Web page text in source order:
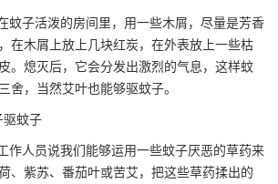
蚊子活泼的房间里，用一些木屑，尽量是芳香
在木屑上放上几块红炭，在外表放上一些枯
。熄灭后，它会分发出激烈的气息，这样蚊
舍，当然艾叶也能够驱蚊子。
蚊子
作人员说我们能够运用一些蚊子厌恶的草药来
、紫苏、番茄叶或苦艾，把这些草药揉出的